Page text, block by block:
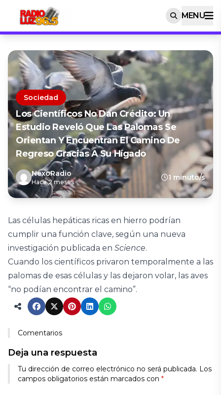
MENU
Sociedad
Los Científicos No Dan Crédito: Un
Estudio Reveló Que Las Palomas Se
Orientan Y Encuentran El Camino De
Regreso Gracias A Su Hígado
NexoRadio
Hace 2 meses
1 minuto/s
Las células hepáticas ricas en hierro podrían
cumplir una función clave, según una nueva
investigación publicada en Science.
Cuando los científicos privaron temporalmente a las
palomas de esas células y las dejaron volar, las aves
“no podían encontrar el camino”.
Comentarios
Deja una respuesta
Tu dirección de correo electrónico no será publicada. Los
campos obligatorios están marcados con *